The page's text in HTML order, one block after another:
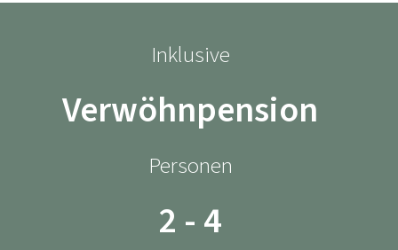
Inklusive
Verwöhnpension
Personen
2 - 4